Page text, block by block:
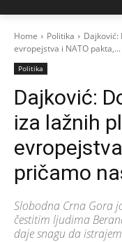
Home Politika
Dajković:
evropejstva i NATO pakta,...
Politika
Dajković:
iza lažnih
pričamo
Slobodna Crna Gora
čestitim ljudima
daje snagu da